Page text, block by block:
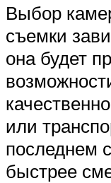
Выбор
съемки
она будет
или
последнем
быстрее